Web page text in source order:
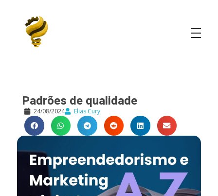
Padrões de qualidade
24/08/2024 Elias Cury